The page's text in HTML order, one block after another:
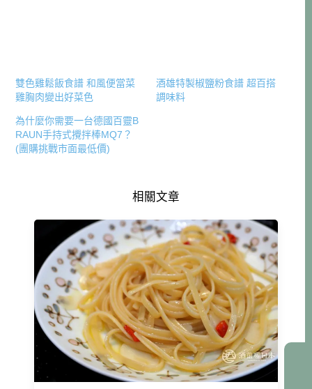
雙色雞鬆飯食譜 和風便當菜
雞胸肉變出好菜色
酒雄特製椒鹽粉食譜 超百搭
調味料
為什麼你需要一台德國百靈B
RAUN手持式攪拌棒MQ7？
(團購挑戰市面最低價)
相關文章